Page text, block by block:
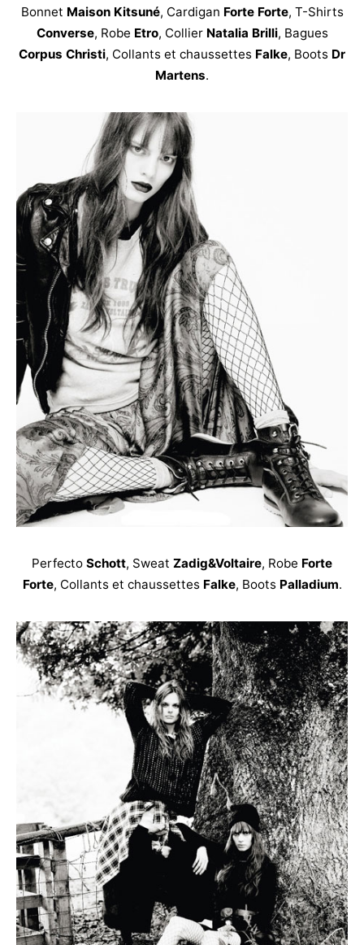
Bonnet Maison Kitsuné, Cardigan Forte Forte, T-Shirts
Converse, Robe Etro, Collier Natalia Brilli, Bagues
Corpus Christi, Collants et chaussettes Falke, Boots Dr
Martens.
Perfecto Schott, Sweat Zadig&Voltaire, Robe Forte
Forte, Collants et chaussettes Falke, Boots Palladium.